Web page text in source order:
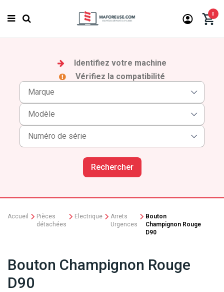
0
Identifiez votre machine
Vérifiez la compatibilité
Rechercher
Accueil
Pièces
détachées
Electrique
Arrets
Urgences
Bouton
Champignon Rouge
D90
Bouton Champignon Rouge
D90